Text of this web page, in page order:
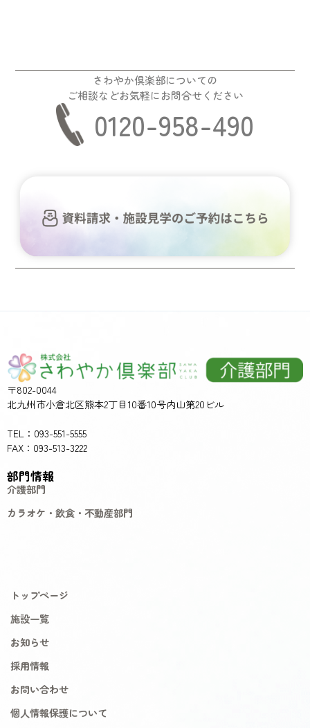
さわやか倶楽部についての
ご相談などお気軽にお問合せください
0120-958-490
〒802-0044
北九州市小倉北区熊本2丁目10番10号内山第20ビル
TEL：093-551-5555
FAX：093-513-3222
部門情報
介護部門
カラオケ・飲食・不動産部門
トップページ
施設一覧
お知らせ
採用情報
お問い合わせ
個人情報保護について